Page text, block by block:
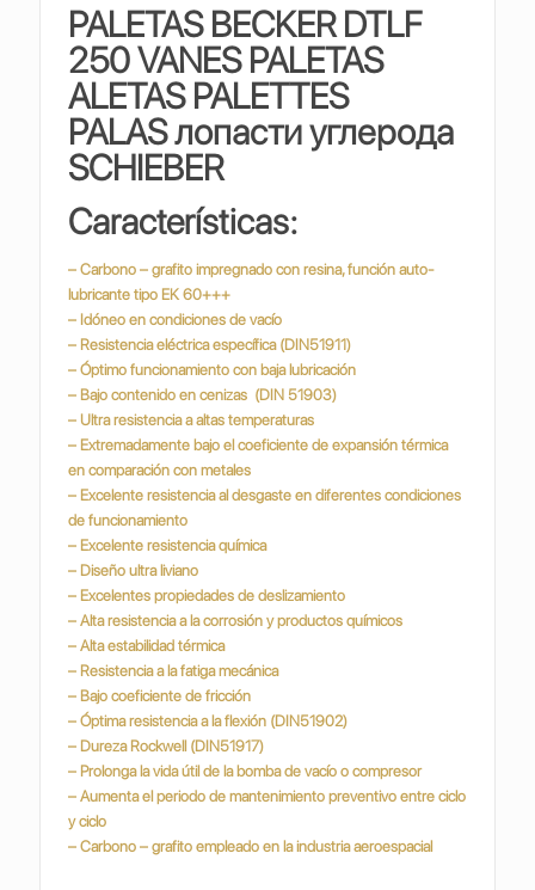
PALETAS BECKER DTLF
250 VANES PALETAS
ALETAS PALETTES
PALASлопасти углерода
SCHIEBER
Características:
– Carbono – grafito impregnado con resina, función auto-
lubricante tipo EK 60+++
– Idóneo en condiciones de vacío
– Resistencia eléctrica específica (DIN51911)
– Óptimo funcionamiento con baja lubricación
– Bajo contenido en cenizas (DIN 51903)
– Ultra resistencia a altas temperaturas
– Extremadamente bajo el coeficiente de expansión térmica
en comparación con metales
– Excelente resistencia al desgaste en diferentes condiciones
de funcionamiento
– Excelente resistencia química
– Diseño ultra liviano
– Excelentes propiedades de deslizamiento
– Alta resistencia a la corrosión y productos químicos
– Alta estabilidad térmica
– Resistencia a la fatiga mecánica
– Bajo coeficiente de fricción
– Óptima resistencia a la flexión (DIN51902)
– Dureza Rockwell (DIN51917)
– Prolonga la vida útil de la bomba de vacío o compresor
– Aumenta el periodo de mantenimiento preventivo entre ciclo
y ciclo
– Carbono – grafito empleado en la industriaaeroespacial